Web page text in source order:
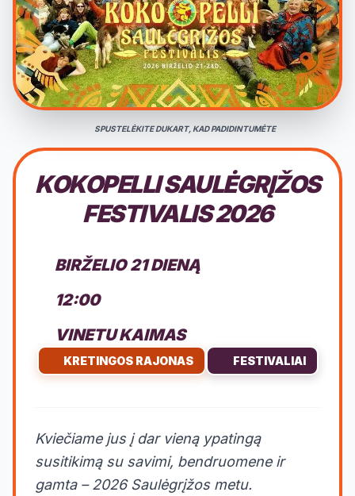
SPUSTELĖKITE DUKART, KAD PADIDINTUMĖTE
KOKOPELLI SAULĖGRĮŽOS
FESTIVALIS 2026
BIRŽELIO 21 DIENĄ
12:00
VINETU KAIMAS
KRETINGOS RAJONAS FESTIVALIAI
Kviečiame jus į dar vieną ypatingą
susitikimą su savimi, bendruomene ir
gamta – 2026 Saulėgrįžos metu.